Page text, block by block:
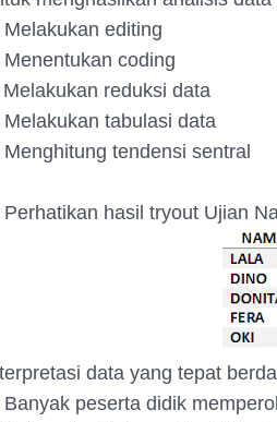
Melakukan editing
Menentukan coding
reduksi data
Melakukan tabulasi data
Menghitung tendensi sentral
Perhatikan hasil tryout Ujian
data yang tepat
Banyak peserta didik